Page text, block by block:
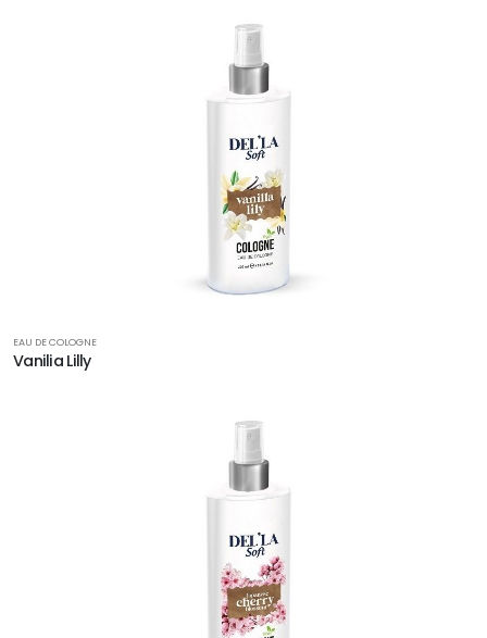
EAU DE COLOGNE
Vanilia Lilly